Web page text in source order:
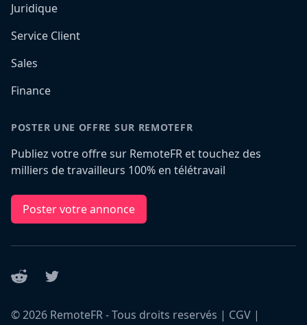
Juridique
Service Client
Sales
Finance
POSTER UNE OFFRE SUR REMOTEFR
Publiez votre offre sur RemoteFR et touchez des
milliers de travailleurs 100% en télétravail
Poster votre annonce
Reddit Twitter
©2026 RemoteFR - Tous droits reservés | CGV |